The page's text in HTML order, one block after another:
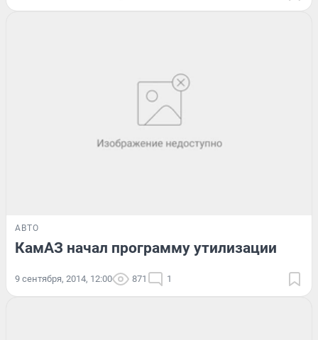
АВТО
КамАЗ начал программу утилизации
9 сентября, 2014, 12:00 871 1